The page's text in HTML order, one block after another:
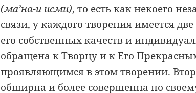
(ма’на-и исми), то есть как некоего
связи, у каждого творения имеется
его собственных качеств и
обращена к Творцу и к Его
проявляющимся в этом творении.
обширна и более совершенна по